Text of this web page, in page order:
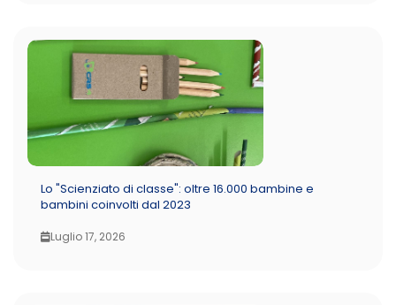
Lo "Scienziato di classe": oltre 16.000 bambine e
bambini coinvolti dal 2023
Luglio 17, 2026